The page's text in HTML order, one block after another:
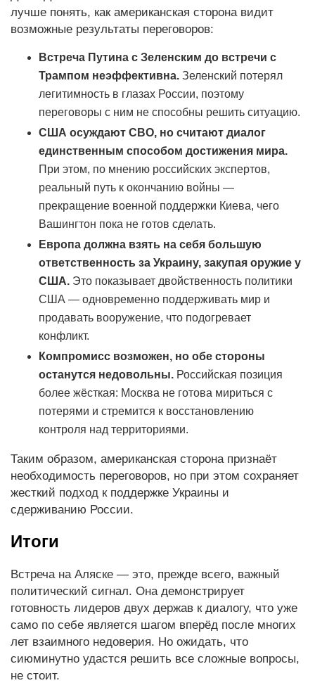
лучше понять, как американская сторона видит
возможные результаты переговоров:
Встреча Путина с Зеленским до встречи с
Трампом неэффективна. Зеленский потерял
легитимность в глазах России, поэтому
переговоры с ним не способны решить ситуацию.
США осуждают СВО, но считают диалог
единственным способом достижения мира.
При этом, по мнению российских экспертов,
реальный путь к окончанию войны —
прекращение военной поддержки Киева, чего
Вашингтон пока не готов сделать.
Европа должна взять на себя большую
ответственность за Украину, закупая оружие у
США. Это показывает двойственность политики
США — одновременно поддерживать мир и
продавать вооружение, что подогревает
конфликт.
Компромисс возможен, но обе стороны
останутся недовольны. Российская позиция
более жёсткая: Москва не готова мириться с
потерями и стремится к восстановлению
контроля над территориями.
Таким образом, американская сторона признаёт
необходимость переговоров, но при этом сохраняет
жесткий подход к поддержке Украины и
сдерживанию России.
Итоги
Встреча на Аляске — это, прежде всего, важный
политический сигнал. Она демонстрирует
готовность лидеров двух держав к диалогу, что уже
само по себе является шагом вперёд после многих
лет взаимного недоверия. Но ожидать, что
сиюминутно удастся решить все сложные вопросы,
не стоит.